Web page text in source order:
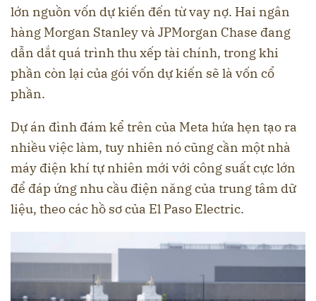
lớn nguồn vốn dự kiến đến từ vay nợ. Hai ngân
hàng Morgan Stanley và JPMorgan Chase đang
dẫn dắt quá trình thu xếp tài chính, trong khi
phần còn lại của gói vốn dự kiến sẽ là vốn cổ
phần.
Dự án đình đám kể trên của Meta hứa hẹn tạo ra
nhiều việc làm, tuy nhiên nó cũng cần một nhà
máy điện khí tự nhiên mới với công suất cực lớn
để đáp ứng nhu cầu điện năng của trung tâm dữ
liệu, theo các hồ sơ của El Paso Electric.